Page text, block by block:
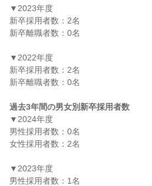
▼2023年度
新卒採用者数：2名
新卒離職者数：0名
▼2022年度
新卒採用者数：2名
新卒離職者数：0名
過去3年間の男女別新卒採用者数
▼2024年度
男性採用者数：0名
女性採用者数：2名
▼2023年度
男性採用者数：1名